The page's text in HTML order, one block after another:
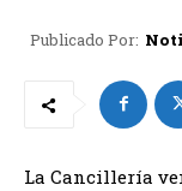
Publicado Por:
La Cancillería